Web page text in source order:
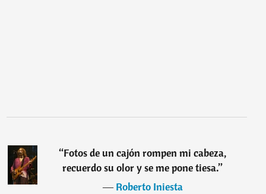
“Fotos de un cajón rompen mi cabeza,
recuerdo su olor y se me pone tiesa.”
―Roberto Iniesta